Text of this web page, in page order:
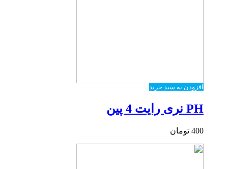
افزودن به سبد خرید
PH نری رایت 4 پین
400 تومان